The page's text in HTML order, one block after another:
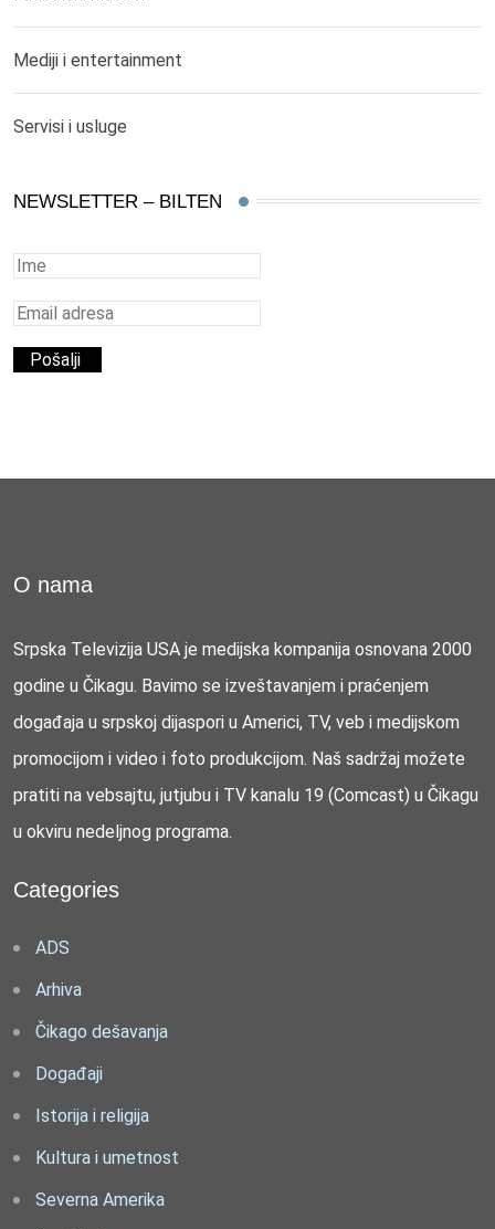
Mediji i entertainment
Servisi i usluge
NEWSLETTER – BILTEN
O nama
Srpska Televizija USA je medijska kompanija osnovana 2000
godine u Čikagu. Bavimo se izveštavanjem i praćenjem
događaja u srpskoj dijaspori u Americi, TV, veb i medijskom
promocijom i video i foto produkcijom. Naš sadržaj možete
pratiti na vebsajtu, jutjubu i TV kanalu 19 (Comcast) u Čikagu
u okviru nedeljnog programa.
Categories
ADS
Arhiva
Čikago dešavanja
Događaji
Istorija i religija
Kultura i umetnost
Severna Amerika